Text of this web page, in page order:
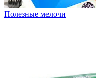
Полезные мелочи